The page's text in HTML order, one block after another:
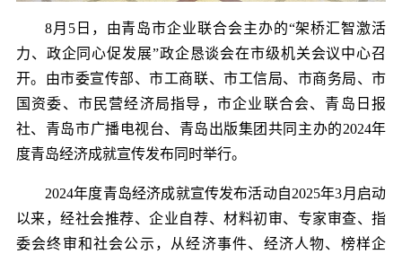
8月5日，由青岛市企业联合会主办的“架桥汇智激活
力、政企同心促发展”政企恳谈会在市级机关会议中心召
开。由市委宣传部、市工商联、市工信局、市商务局、市
国资委、市民营经济局指导，市企业联合会、青岛日报
社、青岛市广播电视台、青岛出版集团共同主办的2024年
度青岛经济成就宣传发布同时举行。
2024年度青岛经济成就宣传发布活动自2025年3月启动
以来，经社会推荐、企业自荐、材料初审、专家审查、指
委会终审和社会公示，从经济事件、经济人物、榜样企